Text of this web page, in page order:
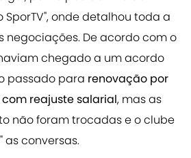
onde detalhou toda a
negociações. De acordo com o
chegado a um acordo
passado para renovação por
reajuste salarial, mas as
não foram trocadas e o clube
as conversas.